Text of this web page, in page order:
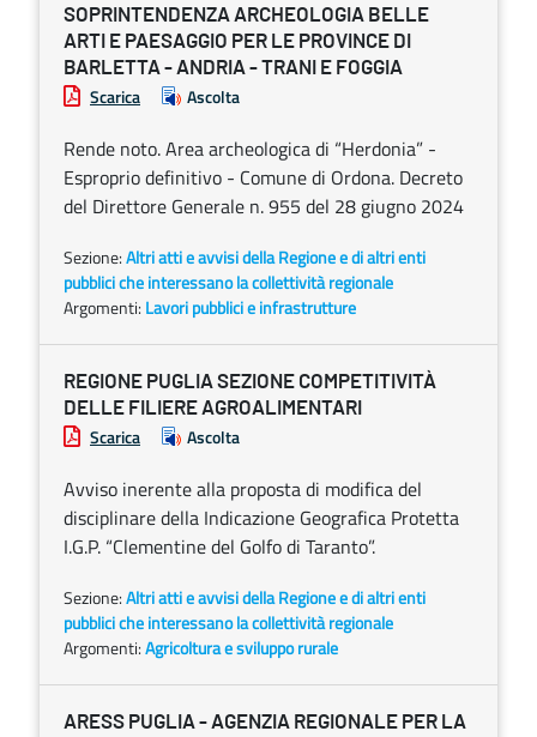
SOPRINTENDENZA ARCHEOLOGIA BELLE
ARTI E PAESAGGIO PER LE PROVINCE DI
BARLETTA - ANDRIA - TRANI E FOGGIA
Scarica Ascolta
Rende noto. Area archeologica di “Herdonia” -
Esproprio definitivo - Comune di Ordona. Decreto
del Direttore Generale n. 955 del 28 giugno 2024
Sezione:Altri atti e avvisi della Regione e di altri enti
pubblici che interessano la collettività regionale
Argomenti: Lavori pubblici e infrastrutture
REGIONE PUGLIA SEZIONE COMPETITIVITÀ
DELLE FILIERE AGROALIMENTARI
Scarica Ascolta
Avviso inerente alla proposta di modifica del
disciplinare della Indicazione Geografica Protetta
I.G.P. “Clementine del Golfo di Taranto”.
Sezione:Altri atti e avvisi della Regione e di altri enti
pubblici che interessano la collettività regionale
Argomenti:Agricoltura e sviluppo rurale
ARESS PUGLIA - AGENZIA REGIONALE PER LA